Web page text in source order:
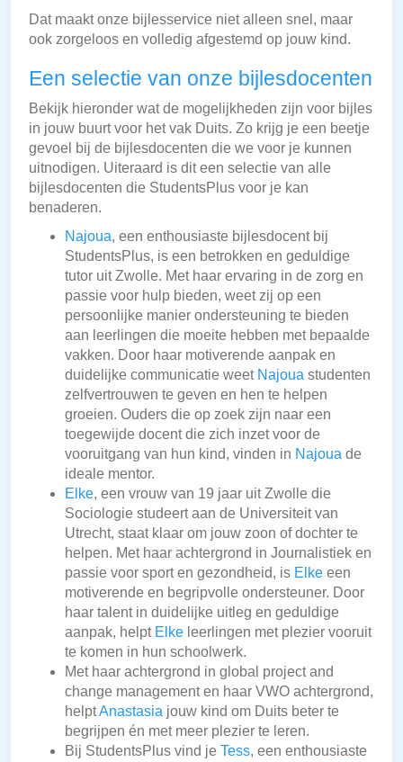
Dat maakt onze bijlesservice niet alleen snel, maar
ook zorgeloos en volledig afgestemd op jouw kind.
Een selectie van onze bijlesdocenten
Bekijk hieronder wat de mogelijkheden zijn voor bijles
in jouw buurt voor het vak Duits. Zo krijg je een beetje
gevoel bij de bijlesdocenten die we voor je kunnen
uitnodigen. Uiteraard is dit een selectie van alle
bijlesdocenten die StudentsPlus voor je kan
benaderen.
Najoua, een enthousiaste bijlesdocent bij
StudentsPlus, is een betrokken en geduldige
tutor uit Zwolle. Met haar ervaring in de zorg en
passie voor hulp bieden, weet zij op een
persoonlijke manier ondersteuning te bieden
aan leerlingen die moeite hebben met bepaalde
vakken. Door haar motiverende aanpak en
duidelijke communicatie weet Najoua studenten
zelfvertrouwen te geven en hen te helpen
groeien. Ouders die op zoek zijn naar een
toegewijde docent die zich inzet voor de
vooruitgang van hun kind, vinden in Najoua de
ideale mentor.
Elke, een vrouw van 19 jaar uit Zwolle die
Sociologie studeert aan de Universiteit van
Utrecht, staat klaar om jouw zoon of dochter te
helpen. Met haar achtergrond in Journalistiek en
passie voor sport en gezondheid, is Elke een
motiverende en begripvolle ondersteuner. Door
haar talent in duidelijke uitleg en geduldige
aanpak, helpt Elke leerlingen met plezier vooruit
te komen in hun schoolwerk.
Met haar achtergrond in global project and
change management en haar VWO achtergrond,
helptAnastasia jouw kind om Duits beter te
begrijpen én met meer plezier te leren.
Bij StudentsPlus vind je Tess, een enthousiaste